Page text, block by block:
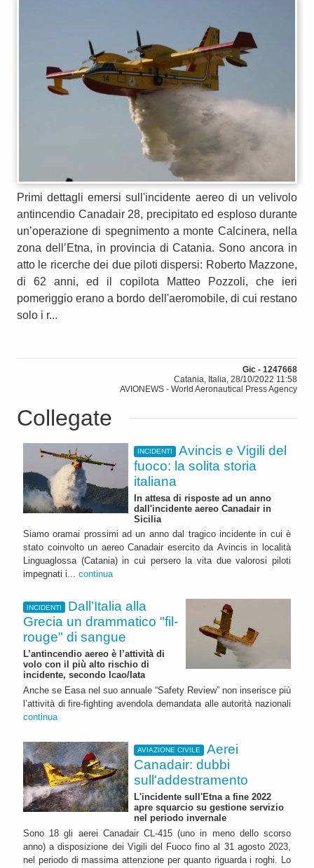
Primi dettagli emersi sull'incidente aereo di un velivolo
antincendio Canadair 28, precipitato ed esploso durante
un’operazione di spegnimento a monte Calcinera, nella
zona dell’Etna, in provincia di Catania. Sono ancora in
atto le ricerche dei due piloti dispersi: Roberto Mazzone,
di 62 anni, ed il copilota Matteo Pozzoli, che ieri
pomeriggio erano a bordo dell'aeromobile, di cui restano
solo i r...
Gic - 1247668
Catania, Italia, 28/10/2022 11:58
AVIONEWS - World Aeronautical Press Agency
Collegate
INCIDENTI
Avincis e Vigili del
fuoco: la solita storia
italiana
In attesa di risposte ad un anno
dall'incidente aereo Canadair in
Sicilia
Siamo oramai prossimi ad un anno dal tragico incidente in cui è
stato coinvolto un aereo Canadair esercito da Avincis in località
Linguaglossa (Catania) in cui persero la vita due valorosi piloti
impegnati i... continua
INCIDENTI
Dall’Italia alla
Grecia un drammatico "fil-
rouge" di sangue
L’antincendio aereo è l’attività di
volo con il più alto rischio di
incidente, secondo Icao/Iata
Anche se Easa nel suo annuale “Safety Review” non inserisce più
l’attività di fire-fighting avendola demandata alle autorità nazionali
continua
AVIAZIONE CIVILE
Aerei
Canadair: dubbi
sull'addestramento
L'incidente sull'Etna a fine 2022
apre squarcio su gestione servizio
nel periodo invernale
Sono 18 gli aerei Canadair CL-415 (uno in meno dello scorso
anno) a disposizione dei Vigili del Fuoco fino al 31 agosto 2023,
nel periodo di massima attenzione per quanto riguarda i roghi. Lo